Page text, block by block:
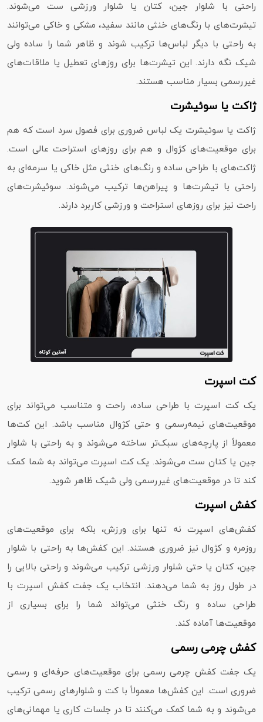
راحتی با شلوار جین، کتان یا شلوار ورزشی ست می‌شوند.
تیشرت‌های با رنگ‌های خنثی مانند سفید، مشکی و خاکی می‌توانند
به راحتی با دیگر لباس‌ها ترکیب شوند و ظاهر شما را ساده ولی
شیک نگه دارند. این تیشرت‌ها برای روزهای تعطیل یا ملاقات‌های
غیررسمی بسیار مناسب هستند.
ژاکت یا سوئیشرت
ژاکت یا سوئیشرت یک لباس ضروری برای فصول سرد است که هم
برای موقعیت‌های کژوال و هم برای روزهای استراحت عالی است.
ژاکت‌های با طراحی ساده و رنگ‌های خنثی مثل خاکی یا سرمه‌ای به
راحتی با تیشرت‌ها و پیراهن‌ها ترکیب می‌شوند. سوئیشرت‌های
راحت نیز برای روزهای استراحت و ورزشی کاربرد دارند.
کت اسپرت
یک کت اسپرت با طراحی ساده، راحت و متناسب می‌تواند برای
موقعیت‌های نیمه‌رسمی و حتی کژوال مناسب باشد. این کت‌ها
معمولاً از پارچه‌های سبک‌تر ساخته می‌شوند و به راحتی با شلوار
جین یا کتان ست می‌شوند. یک کت اسپرت می‌تواند به شما کمک
کند تا در موقعیت‌های غیررسمی ولی شیک ظاهر شوید.
کفش اسپرت
کفش‌های اسپرت نه تنها برای ورزش، بلکه برای موقعیت‌های
روزمره و کژوال نیز ضروری هستند. این کفش‌ها به راحتی با شلوار
جین، کتان یا حتی شلوار ورزشی ترکیب می‌شوند و راحتی بالایی را
در طول روز به شما می‌دهند. انتخاب یک جفت کفش اسپرت با
طراحی ساده و رنگ خنثی می‌تواند شما را برای بسیاری از
موقعیت‌ها آماده کند.
کفش چرمی رسمی
یک جفت کفش چرمی رسمی برای موقعیت‌های حرفه‌ای و رسمی
ضروری است. این کفش‌ها معمولاً با کت و شلوارهای رسمی ترکیب
می‌شوند و به شما کمک می‌کنند تا در جلسات کاری یا مهمانی‌های